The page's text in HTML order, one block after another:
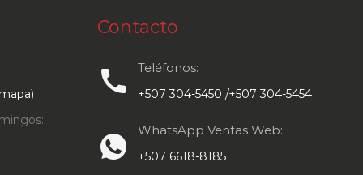
Contacto
call Teléfonos:
+507 304-5450 /+507 304-5454
WhatsApp Ventas Web:
+507 6618-8185